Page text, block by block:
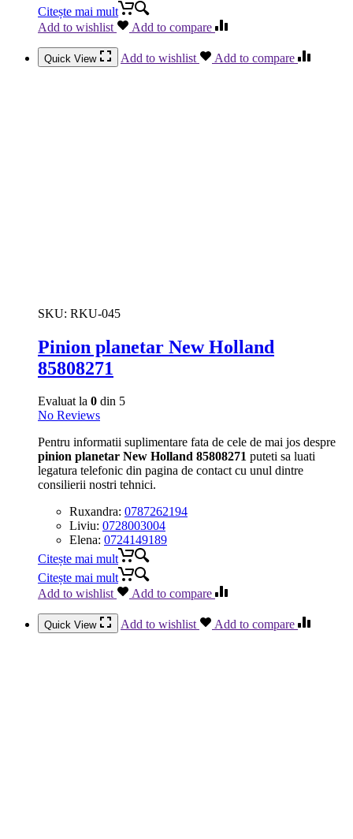
Citește mai mult
Add to wishlist
Add to compare
Quick View Add to wishlist Add to compare
SKU: RKU-045
Pinion planetar New Holland
85808271
Evaluat la 0 din 5
No Reviews
Pentru informatii suplimentare fata de cele de mai jos despre
pinion planetar New Holland 85808271 puteti sa luati
legatura telefonic din pagina de contact cu unul dintre
consilierii nostri tehnici.
Ruxandra: 0787262194
Liviu: 0728003004
Elena: 0724149189
Citește mai mult
Citește mai mult
Add to wishlist
Add to compare
Quick View Add to wishlist Add to compare